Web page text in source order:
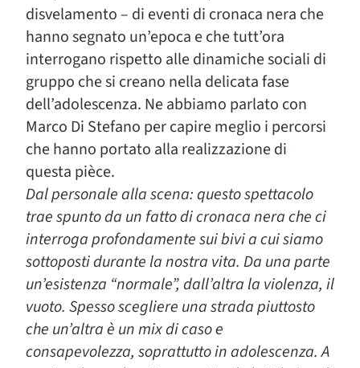
disvelamento – di eventi di cronaca nera che
hanno segnato un’epoca e che tutt’ora
interrogano rispetto alle dinamiche sociali di
gruppo che si creano nella delicata fase
dell’adolescenza. Ne abbiamo parlato con
Marco Di Stefano per capire meglio i percorsi
che hanno portato alla realizzazione di
questa pièce.
Dal personale alla scena: questo spettacolo
trae spunto da un fatto di cronaca nera che ci
interroga profondamente sui bivi a cui siamo
sottoposti durante la nostra vita. Da una parte
un’esistenza “normale”, dall’altra la violenza, il
vuoto. Spesso scegliere una strada piuttosto
che un’altra è un mix di caso e
consapevolezza, soprattutto in adolescenza. A